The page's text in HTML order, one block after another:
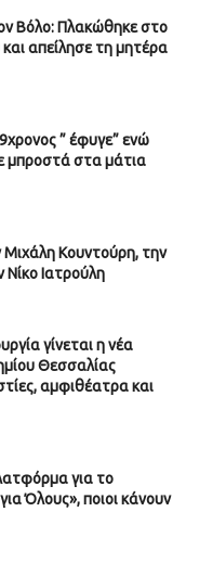
Βόλο: Πλακώθηκε στο
απείλησε τη μητέρα
” έφυγε” ενώ
μπροστά στα μάτια
Κουντούρη, την
Νίκο Ιατρούλη
γίνεται η νέα
Θεσσαλίας
αμφιθέατρα και
για το
Όλους», ποιοι κάνουν